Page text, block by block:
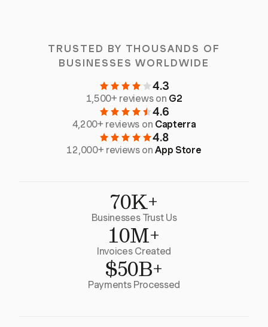
TRUSTED BY THOUSANDS OF
BUSINESSES WORLDWIDE
4.3
1,500+ reviews on G2
4.6
4,200+ reviews on Capterra
4.8
12,000+ reviews onApp Store
70K+
Businesses Trust Us
10M+
Invoices Created
$50B+
Payments Processed